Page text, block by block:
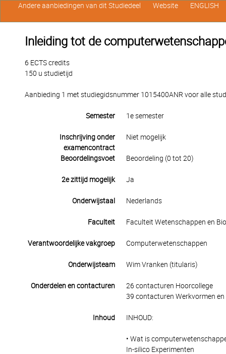
Inleiding tot de
6 ECTS credits
150 u studietijd
Aanbieding 1 met studiegidsnummer 1015400ANR voor alle
Semester 1e semester
Inschrijving onder
examencontract
Niet mogelijk
Beoordelingsvoet Beoordeling (0 tot 20)
2e zittijd mogelijk Ja
Onderwijstaal Nederlands
Faculteit Faculteit Wetenschappen en
Verantwoordelijke vakgroep Computerwetenschappen
Onderwijsteam Wim Vranken (titularis)
Onderdelen en contacturen
26 contacturen Hoorcollege
39 contacturen Werkvormen en
Inhoud INHOUD:
• Wat is
In-silico Experimenten
Andere aanbiedingen van dit Studiedeel Website ENGLISH